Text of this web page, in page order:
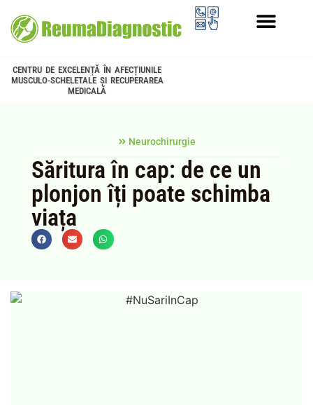
CENTRU DE EXCELENȚĂ ÎN AFECȚIUNILE
MUSCULO-SCHELETALE ȘI RECUPERAREA
MEDICALĂ
Neurochirurgie
Săritura în cap: de ce un
plonjon îți poate schimba
viața